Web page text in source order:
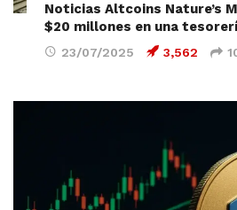
Noticias Altcoins Nature’s
$20 millones en una
23/07/2025 3,562